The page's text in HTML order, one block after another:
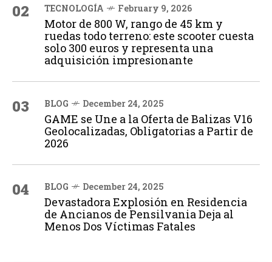
02 TECNOLOGÍA February 9, 2026
Motor de 800 W, rango de 45 km y
ruedas todo terreno: este scooter cuesta
solo 300 euros y representa una
adquisición impresionante
03 BLOG December 24, 2025
GAME se Une a la Oferta de Balizas V16
Geolocalizadas, Obligatorias a Partir de
2026
04 BLOG December 24, 2025
Devastadora Explosión en Residencia
de Ancianos de Pensilvania Deja al
Menos Dos Víctimas Fatales